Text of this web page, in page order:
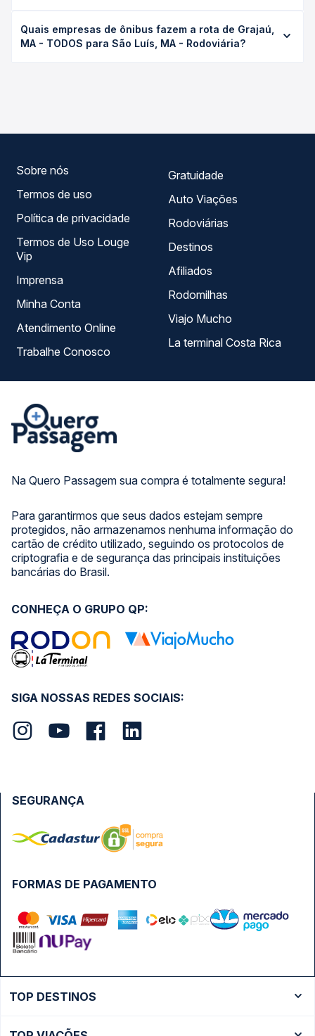
duração exata de cada opção na data desejada.
para São Luís, MA - Rodoviária custa em média R$ 200,18
e varia conforme a data da viagem, a empresa, o tipo de
Quais empresas de ônibus fazem a rota de Grajaú,
MA - TODOS para São Luís, MA - Rodoviária?
Na Quero Passagem sua compra é totalmente segura!
Para garantirmos que seus dados estejam sempre
protegidos, não armazenamos nenhuma informação do
cartão de crédito utilizado, seguindo os protocolos de
criptografia e de segurança das principais instituições
bancárias do Brasil.
Sobre nós
Termos de uso
Política de privacidade
Termos de Uso Louge
Vip
Imprensa
Minha Conta
Atendimento Online
Trabalhe Conosco
Gratuidade
Auto Viações
Rodoviárias
Destinos
Afiliados
Rodomilhas
Viajo Mucho
La terminal Costa Rica
SIGA NOSSAS REDES SOCIAIS:
CONHEÇA O GRUPO QP:
FORMAS DE PAGAMENTO
SEGURANÇA
TOP DESTINOS